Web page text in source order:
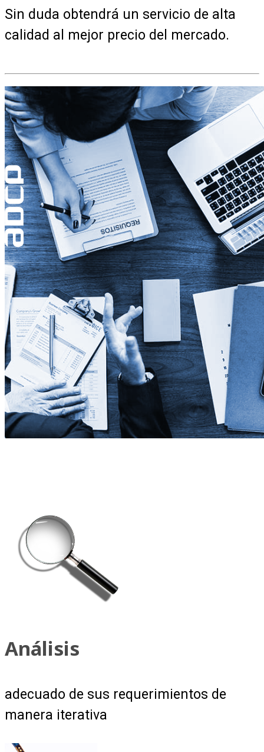
Sin duda obtendrá un servicio de alta
calidad al mejor precio del mercado.
Análisis
adecuado de sus requerimientos de
manera iterativa